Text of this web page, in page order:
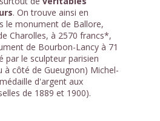
. On trouve ainsi en
le monument de Ballore,
Charolles, à 2570 francs*,
de Bourbon-Lancy à 71
par le sculpteur parisien
à côté de Gueugnon) Michel-
d'argent aux
de 1889 et 1900).